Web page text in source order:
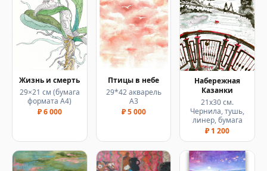
Жизнь и смерть
29×21 см (бумага
формата А4)
₽ 6 000
Птицы в небе
29*42 акварель
А3
₽ 5 000
Набережная
Казанки
21х30 см.
Чернила, тушь,
линер, бумага
₽ 1 200